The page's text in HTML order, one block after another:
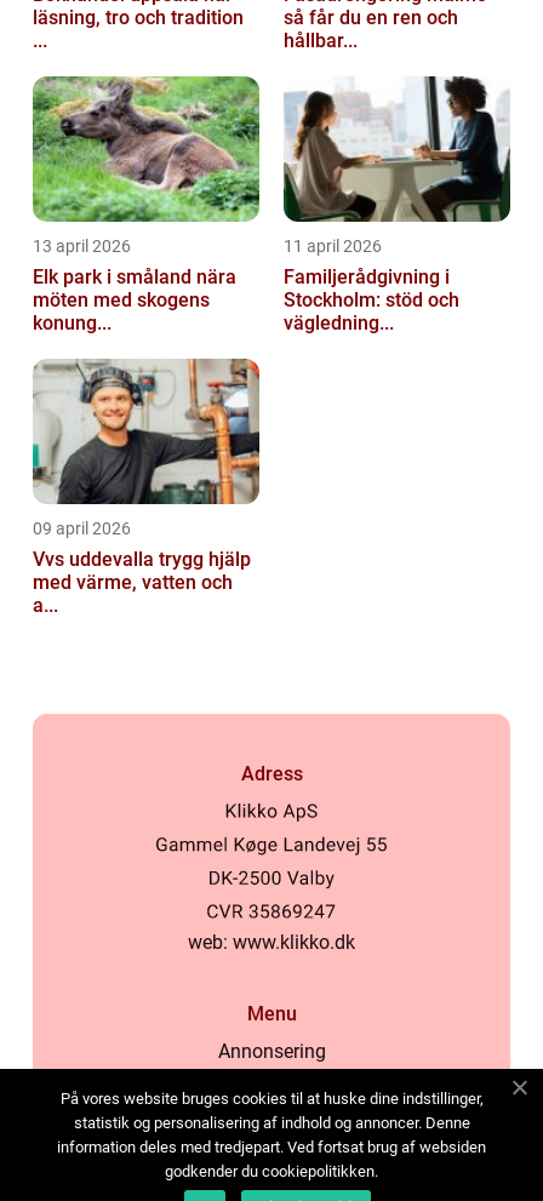
läsning, tro och tradition
...
så får du en ren och
hållbar...
13 april 2026
Elk park i småland nära
möten med skogens
konung...
11 april 2026
Familjerådgivning i
Stockholm: stöd och
vägledning...
09 april 2026
Vvs uddevalla trygg hjälp
med värme, vatten och
a...
Adress
web: www.klikko.dk
Menu
Annonsering
Cookies
Kontakta oss
Sitemap
På vores website bruges cookies til at huske dine indstillinger,
statistik og personalisering af indhold og annoncer. Denne
information deles med tredjepart. Ved fortsat brug af websiden
godkender du cookiepolitikken.